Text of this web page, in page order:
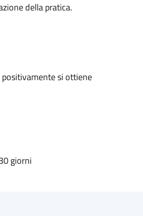
della pratica.
si ottiene
giorni